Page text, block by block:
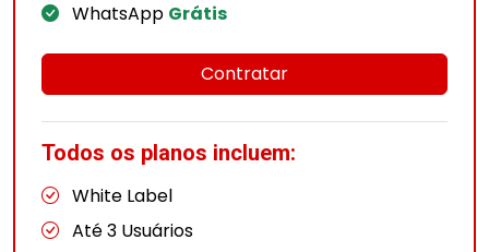
WhatsApp Grátis
Contratar
Todos os planos incluem:
White Label
Até 3 Usuários